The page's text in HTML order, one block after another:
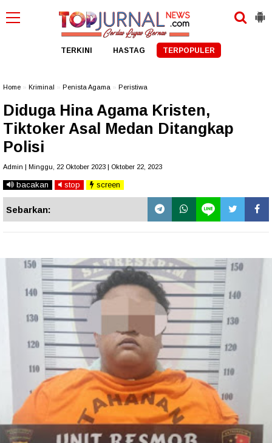
TERKINI HASTAG TERPOPULER
Home Kriminal Penista Agama Peristiwa
Diduga Hina Agama Kristen,
Tiktoker Asal Medan Ditangkap
Polisi
Admin | Minggu, 22 Oktober 2023 | Oktober 22, 2023
bacakan stop screen
Sebarkan: